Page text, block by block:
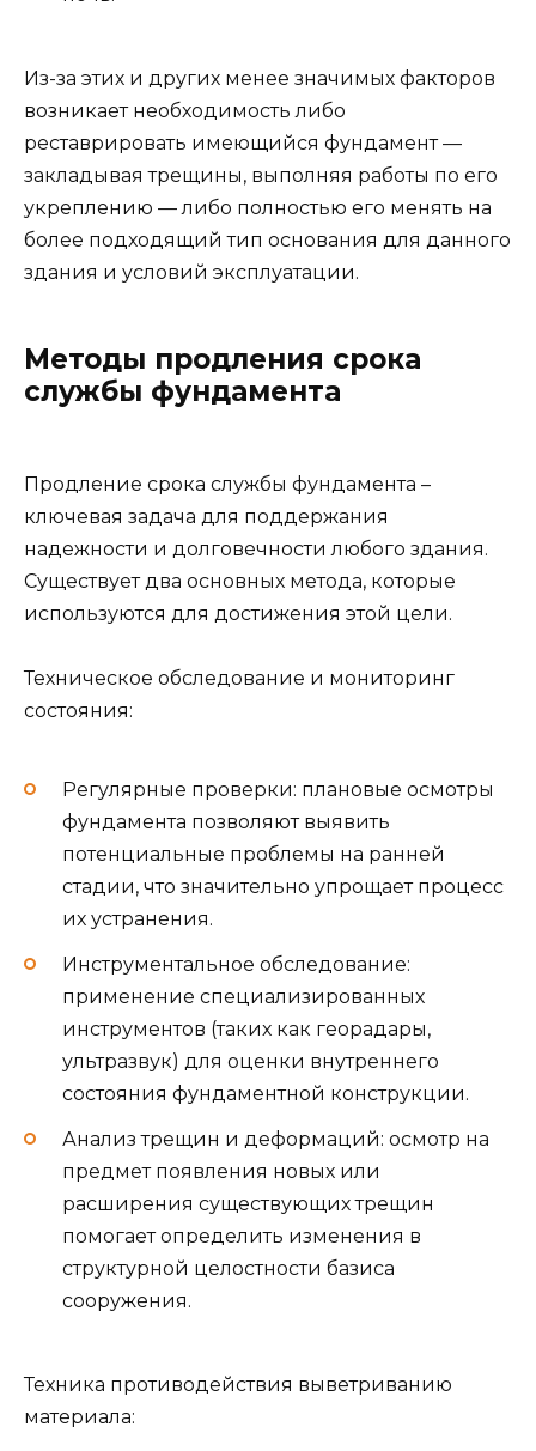
Из-за этих и других менее значимых факторов
возникает необходимость либо
реставрировать имеющийся фундамент —
закладывая трещины, выполняя работы по его
укреплению — либо полностью его менять на
более подходящий тип основания для данного
здания и условий эксплуатации.
Методы продления срока
службы фундамента
Продление срока службы фундамента –
ключевая задача для поддержания
надежности и долговечности любого здания.
Существует два основных метода, которые
используются для достижения этой цели.
Техническое обследование и мониторинг
состояния:
Регулярные проверки: плановые осмотры
фундамента позволяют выявить
потенциальные проблемы на ранней
стадии, что значительно упрощает процесс
их устранения.
Инструментальное обследование:
применение специализированных
инструментов (таких как георадары,
ультразвук) для оценки внутреннего
состояния фундаментной конструкции.
Анализ трещин и деформаций: осмотр на
предмет появления новых или
расширения существующих трещин
помогает определить изменения в
структурной целостности базиса
сооружения.
Техника противодействия выветриванию
материала: